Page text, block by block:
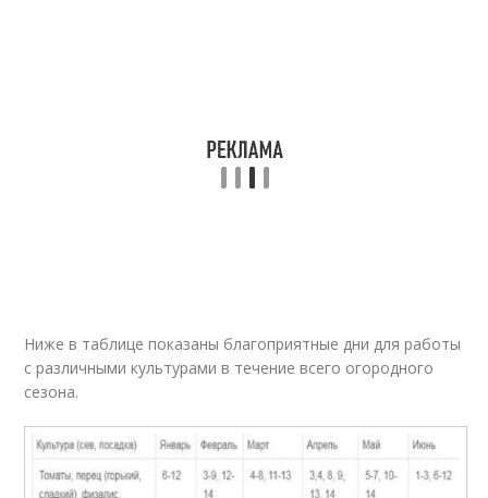
Ниже в таблице показаны благоприятные дни для работы
с различными культурами в течение всего огородного
сезона.